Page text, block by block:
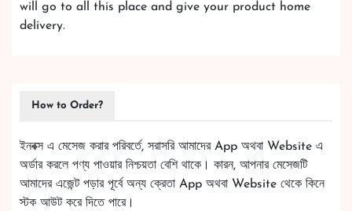
will go to all this place and give your product home
delivery.
How to Order?
ইনবক্স এ মেসেজ করার পরিবর্তে, সরাসরি আমাদের App অথবা Website এ
অর্ডার করলে পণ্য পাওয়ার নিশ্চয়তা বেশি থাকে। কারন, আপনার মেসেজটি
আমাদের এজেন্ট পড়ার পূর্বে অন্য ক্রেতা App অথবা Website থেকে কিনে
স্টক আউট করে দিতে পারে।